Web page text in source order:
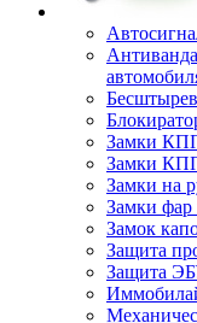
Замки
Замки
Замки на
Замки фар
Замок
Защита
Защита